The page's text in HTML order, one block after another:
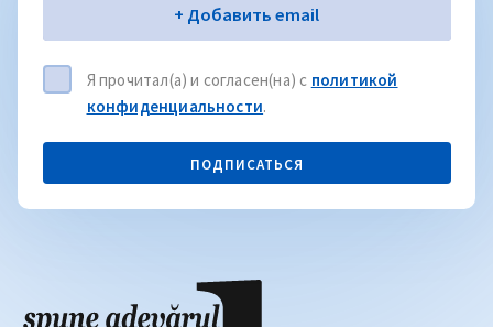
Электронная почта+ Добавить email
Я прочитал(а) и согласен(на) с политикой
конфиденциальности.
ПОДПИСАТЬСЯ